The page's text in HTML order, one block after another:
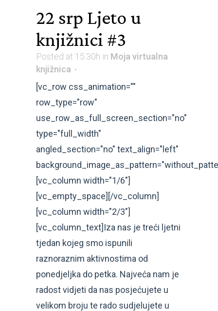
22 srp Ljeto u
knjižnici #3
Posted at 15:30h in Moja virtualna
knjižnica
[vc_row css_animation=""
row_type="row"
use_row_as_full_screen_section="no"
type="full_width"
angled_section="no" text_align="left"
[vc_column width="1/6"]
[vc_empty_space][/vc_column]
[vc_column width="2/3"]
[vc_column_text]Iza nas je treći ljetni
tjedan kojeg smo ispunili
raznoraznim aktivnostima od
ponedjeljka do petka. Najveća nam je
radost vidjeti da nas posjećujete u
velikom broju te rado sudjelujete u